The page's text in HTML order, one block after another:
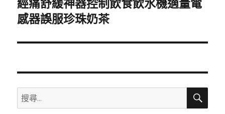
下
一
文
經痛舒緩神器控制飲食飲水機適量電
感器誤服珍珠奶茶
搜
尋
搜